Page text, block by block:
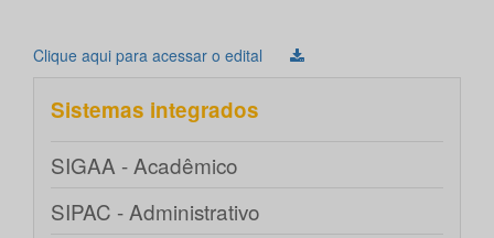
Clique aqui para acessar o edital
Sistemas integrados
SIGAA - Acadêmico
SIPAC - Administrativo